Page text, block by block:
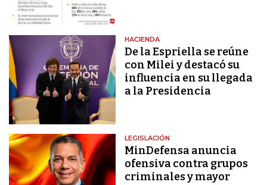
HACIENDA
De la Espriella se reúne
con Milei y destacó su
influencia en su llegada
a la Presidencia
LEGISLACIÓN
MinDefensa anuncia
ofensiva contra grupos
criminales y mayor